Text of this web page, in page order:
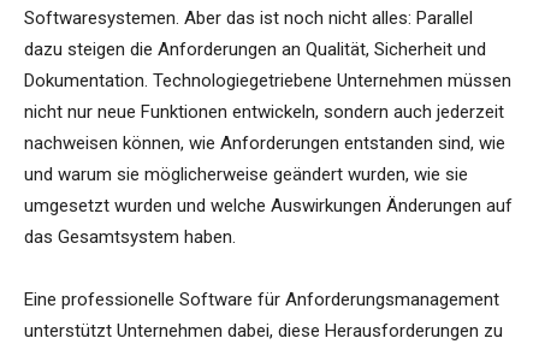
Softwaresystemen. Aber das ist noch nicht alles: Parallel
dazu steigen die Anforderungen an Qualität, Sicherheit und
Dokumentation. Technologiegetriebene Unternehmen müssen
nicht nur neue Funktionen entwickeln, sondern auch jederzeit
nachweisen können, wie Anforderungen entstanden sind, wie
und warum sie möglicherweise geändert wurden, wie sie
umgesetzt wurden und welche Auswirkungen Änderungen auf
das Gesamtsystem haben.
Eine professionelle Software für Anforderungsmanagement
unterstützt Unternehmen dabei, diese Herausforderungen zu